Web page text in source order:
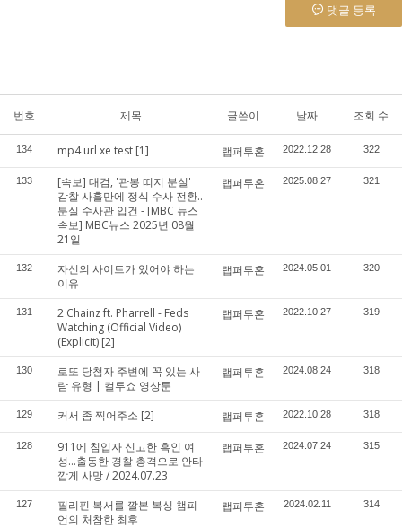
댓글 등록
번호 제목 글쓴이 날짜 조회 수
134 mp4 url xe test [1] 랩퍼투혼 2022.12.28 322
133
[속보] 대검, '관봉 띠지 분실'
감찰 사흘만에 정식 수사 전환..
분실 수사관 입건 - [MBC 뉴스
속보] MBC뉴스 2025년 08월
21일
랩퍼투혼 2025.08.27 321
132
자신의 사이트가 있어야 하는
이유
랩퍼투혼 2024.05.01 320
131
2 Chainz ft. Pharrell - Feds
Watching (Official Video)
(Explicit) [2]
랩퍼투혼 2022.10.27 319
130
로또 당첨자 주변에 꼭 있는 사
람 유형 | 컬투쇼 영상툰
랩퍼투혼 2024.08.24 318
129 커서 좀 찍어주소 [2] 랩퍼투혼 2022.10.28 318
128
911에 침입자 신고한 흑인 여
성…출동한 경찰 총격으로 안타
깝게 사망 / 2024.07.23
랩퍼투혼 2024.07.24 315
127
필리핀 복서를 깔본 복싱 챔피
언의 처참한 최후
랩퍼투혼 2024.02.11 314